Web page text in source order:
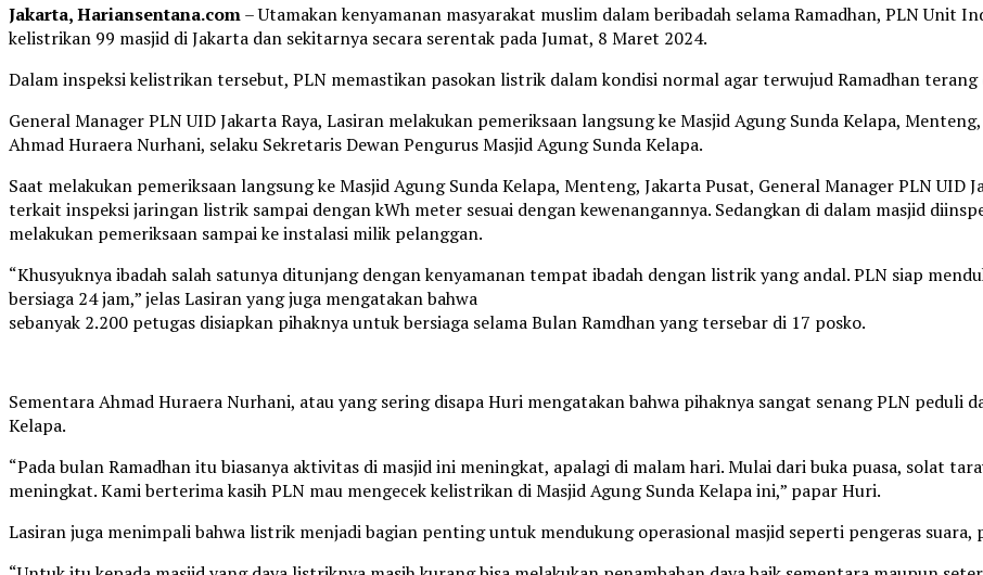
Jakarta, Hariansentana.com– Utamakan kenyamanan masyarakat muslim dalam beribadah selama Ramadhan, PLN Unit
kelistrikan 99 masjid di Jakarta dan sekitarnya secara serentak pada Jumat, 8 Maret 2024.
Dalam inspeksi kelistrikan tersebut, PLN memastikan pasokan listrik dalam kondisi normal agar terwujud Ramadhan terang
General Manager PLN UID Jakarta Raya, Lasiran melakukan pemeriksaan langsung ke Masjid Agung Sunda Kelapa,
Ahmad Huraera Nurhani, selaku Sekretaris Dewan Pengurus Masjid Agung Sunda Kelapa.
Saat melakukan pemeriksaan langsung ke Masjid Agung Sunda Kelapa, Menteng, Jakarta Pusat, General Manager PLN UID
terkait inspeksi jaringan listrik sampai dengan kWh meter sesuai dengan kewenangannya. Sedangkan di dalam masjid
melakukan pemeriksaan sampai ke instalasi milik pelanggan.
“Khusyuknya ibadah salah satunya ditunjang dengan kenyamanan tempat ibadah dengan listrik yang andal. PLN siap
bersiaga 24 jam,” jelas Lasiran yang juga mengatakan bahwa
sebanyak 2.200 petugas disiapkan pihaknya untuk bersiaga selama Bulan Ramdhan yang tersebar di 17 posko.
Sementara Ahmad Huraera Nurhani, atau yang sering disapa Huri mengatakan bahwa pihaknya sangat senang PLN peduli
Kelapa.
“Pada bulan Ramadhan itu biasanya aktivitas di masjid ini meningkat, apalagi di malam hari. Mulai dari buka puasa, solat
meningkat. Kami berterima kasih PLN mau mengecek kelistrikan di Masjid Agung Sunda Kelapa ini,” papar Huri.
Lasiran juga menimpali bahwa listrik menjadi bagian penting untuk mendukung operasional masjid seperti pengeras suara,